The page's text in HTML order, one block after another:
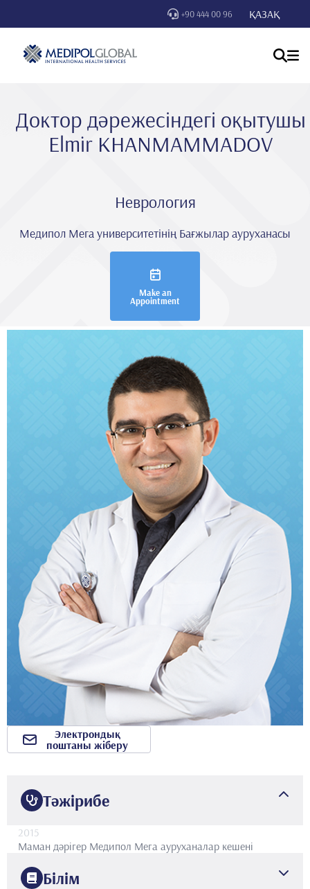
+90 444 00 96 ҚАЗАҚ
Доктор дәрежесіндегі оқытушы
Elmi̇r KHANMAMMADOV
Неврология
Медипол Мега университетінің Бағжылар ауруханасы
Make an
Appointment
Тәжірибе
2015
Маман дәрігер Медипол Мега ауруханалар кешені
Білім
Электрондық
поштаны жіберу